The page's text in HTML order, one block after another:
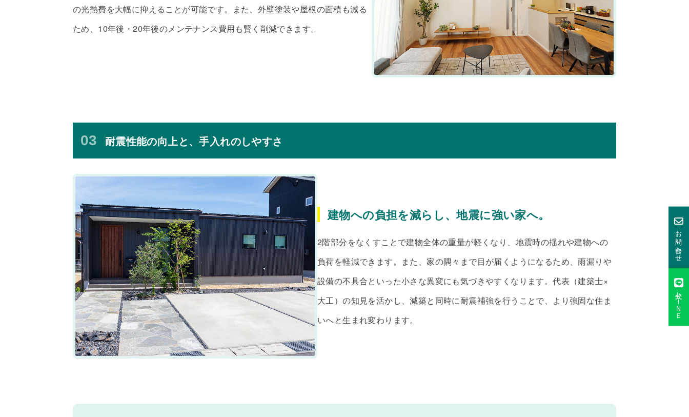
の光熱費を大幅に抑えることが可能です。また、外壁塗装や屋根の面積も減る
ため、10年後・20年後のメンテナンス費用も賢く削減できます。
03 耐震性能の向上と、手入れのしやすさ
建物への負担を減らし、地震に強い家へ。
2階部分をなくすことで建物全体の重量が軽くなり、地震時の揺れや建物への
負荷を軽減できます。また、家の隅々まで目が届くようになるため、雨漏りや
設備の不具合といった小さな異変にも気づきやすくなります。代表（建築士×
大工）の知見を活かし、減築と同時に耐震補強を行うことで、より強固な住ま
いへと生まれ変わります。
お問い合わせ
公式ＬＩＮＥ